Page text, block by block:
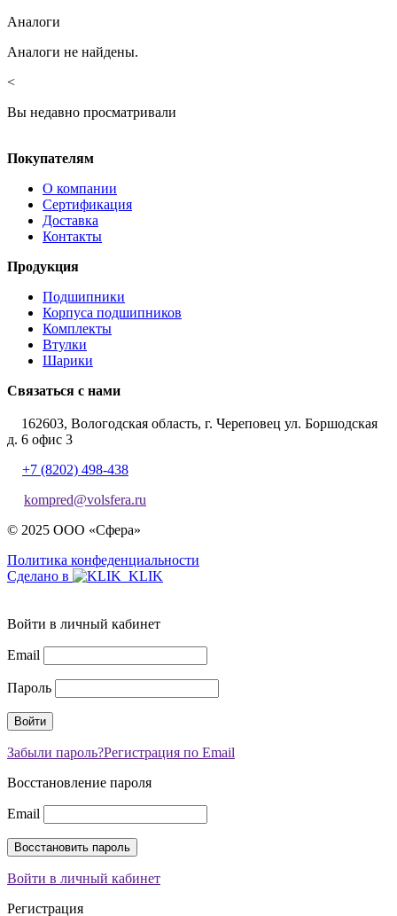
Аналоги
Аналоги не найдены.
<
Вы недавно просматривали
Покупателям
О компании
Сертификация
Доставка
Контакты
Продукция
Подшипники
Корпуса подшипников
Комплекты
Втулки
Шарики
Связаться с нами
162603, Вологодская область, г. Череповец ул. Боршодская
д. 6 офис 3
+7 (8202) 498-438
kompred@volsfera.ru
© 2025 ООО «Сфера»
Политика конфеденциальности
Сделано в
Войти в личный кабинет
Email
Пароль
Забыли пароль?Регистрация по Email
Восстановление пароля
Email
Войти в личный кабинет
Регистрация